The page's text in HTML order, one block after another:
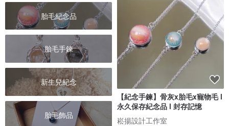
胎毛紀念品
胎毛手鍊
新生兒紀念
胎毛飾品
【紀念手鍊】骨灰x胎毛x寵物毛 l
永久保存紀念品 l 封存記憶
崧揚設計工作室